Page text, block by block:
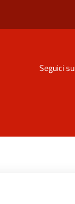
Seguici su